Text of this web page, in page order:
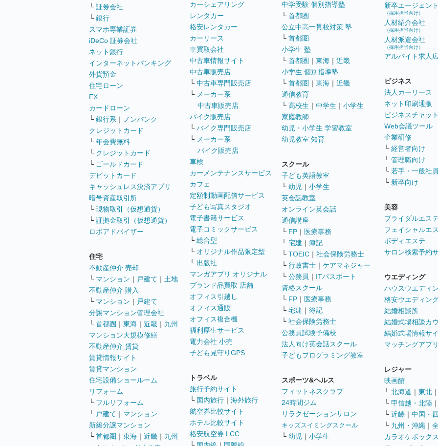
└ 証券会社
└ 銀行
スマホ専業証券
iDeCo 証券会社
ネット銀行
インターネットバンキング
外貨預金
住宅ローン
FX
カードローン
└ 銀行系 ｜
ノンバンク
クレジットカード
└ 年会費無料
└ クレジットカード
└ ゴールドカード
デビットカード
キャッシュレス決済アプリ
暗号資産取引所
└ 現物取引（仮想通貨）
└ 証拠金取引（仮想通貨）
ロボアドバイザー
住宅
不動産仲介 売却
└ マンション ｜ 戸建て ｜ 土地
不動産仲介 購入
└ マンション ｜ 戸建て
分譲マンション管理会社
└ 首都圏 ｜ 東海 ｜ 近畿 ｜ 九州
マンション大規模修繕
不動産仲介 賃貸
賃貸情報サイト
賃貸マンション
住宅設備ショールーム
リフォーム
└ フルリフォーム
└ 戸建て ｜ マンション
新築分譲マンション
└ 首都圏 ｜ 東海 ｜ 近畿 ｜ 九州
カーシェアリング
レンタカー
格安レンタカー
カーリース
車買取会社
中古車情報サイト
中古車販売店
└ 中古車専門販売店
└ メーカー系
中古車販売店
バイク販売店
└ バイク専門販売店
└ メーカー系
バイク販売店
車検
カーメンテナンスサービス
カフェ
定額制動画配信サービス
子ども写真スタジオ
電子書籍サービス
電子コミックサービス
└ 総合型
└ オリジナル作品限定型
└ 出版社
マンガアプリ オリジナル
ブランド品買取 店舗
オフィス引越し
オフィス通販
オフィス複合機
福利厚生サービス
電力会社 小売
子ども見守りGPS
トラベル
旅行予約サイト
└ 国内旅行 ｜ 海外旅行
航空券比較サイト
ホテル比較サイト
格安航空券 LCC
中学受験 個別指導塾
└ 首都圏
公立中高一貫校対策 塾
└ 首都圏
小学生 塾
└ 首都圏 ｜ 東海 ｜ 近畿
小学生 個別指導塾
└ 首都圏 ｜ 東海 ｜ 近畿
通信教育
└ 高校生 ｜ 中学生 ｜ 小学生
家庭教師
幼児・小学生 学習教室
幼児教室 知育
スクール
子ども英語教室
└ 幼児 ｜ 小学生
英会話教室
オンライン英会話
通信講座
└ FP ｜ 医療事務
└ 宅建 ｜ 簿記
└ TOEIC ｜ 社会保険労務士
└ 行政書士 ｜ ケアマネジャー
└ 公務員 ｜ ITパスポート
資格スクール
└ FP ｜ 医療事務
└ 宅建 ｜ 簿記
└ 社会保険労務士
公務員試験予備校
法人向け英会話スクール
子どもプログラミング教室
スポーツ&ヘルス
フィットネスクラブ
24時間ジム
リラクゼーションサロン
キッズスイミングスクール
└ 幼児 ｜ 小学生
新卒エージェン
（採用担当向け）
人材紹介会社
（採用担当向け）
人材派遣会社
（採用担当向け）
アルバイト求人
ビジネス
法人カーリース
ネット印刷通販
ビジネスチャッ
Web会議ツール
企業研修
└ 経営者向け
└ 管理職向け
└ 若手・一般社
└ 新卒向け
美容
ブライダルエス
フェイシャルエ
ボディエステ
サロン検索予約
ウエディング
ハウスウエディ
格安ウエディン
結婚相談所
結婚式場相談カ
結婚式場情報サ
マッチングアプ
レジャー
映画館
└ 北海道 ｜ 東北
└ 甲信越・北陸
└ 近畿 ｜ 中国・
└ 九州・沖縄 ｜
カラオケボック